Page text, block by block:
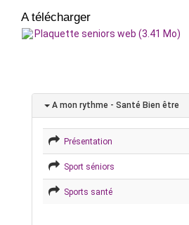
A télécharger
Plaquette seniors web (3.41 Mo)
A mon rythme - Santé Bien être
Présentation
Sport séniors
Sports santé